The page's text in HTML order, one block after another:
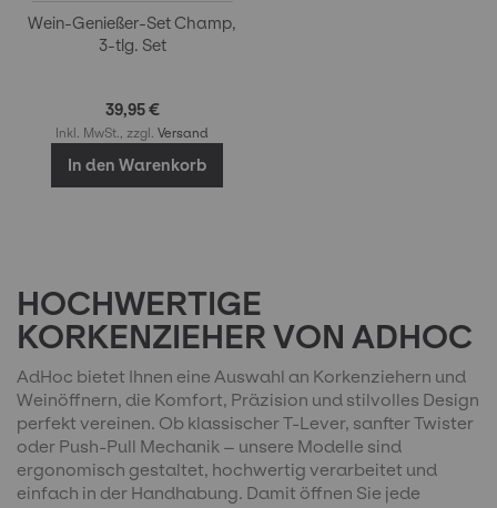
Wein-Genießer-Set Champ,
3-tlg. Set
39,95 €
Inkl. MwSt., zzgl.Versand
In den Warenkorb
HOCHWERTIGE
KORKENZIEHER VON ADHOC
AdHoc bietet Ihnen eine Auswahl an Korkenziehern und
Weinöffnern, die Komfort, Präzision und stilvolles Design
perfekt vereinen. Ob klassischer T-Lever, sanfter Twister
oder Push-Pull Mechanik – unsere Modelle sind
ergonomisch gestaltet, hochwertig verarbeitet und
einfach in der Handhabung. Damit öffnen Sie jede